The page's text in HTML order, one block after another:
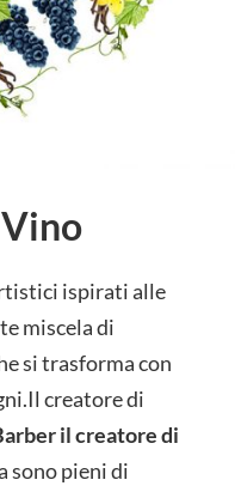
ispirati alle
miscela di
si trasforma con
creatore di
il creatore di
sono pieni di